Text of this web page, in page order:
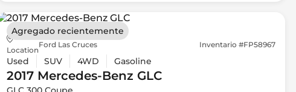
Location
Ford Las Cruces Inventario #FP58967
Used SUV 4WD Gasoline
2017 Mercedes-Benz GLC
Agregado recientemente